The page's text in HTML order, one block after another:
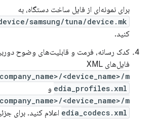
برای نمونه‌ای از فایل ساخت دستگاه، به
samsung/tuna/device.mk
کنید.
کدک رسانه، فرمت و قابلیت‌های وضوح
فایل‌های XML
<device_name>/m
edia_profiles.xml و
<device_name>/m
edia_codecs.xml اعلام کنید. برای